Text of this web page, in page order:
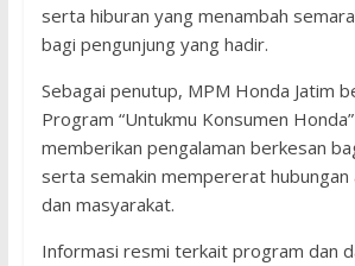
serta hiburan yang menambah
bagi pengunjung yang hadir.
Sebagai penutup, MPM Honda Jatim
Program “Untukmu Konsumen
memberikan pengalaman berkesan
serta semakin mempererat hubungan
dan masyarakat.
Informasi resmi terkait program dan